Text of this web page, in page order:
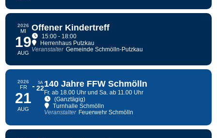
2026
MI
19
AUG
Offener Kindertreff
15:00 - 18:00
Herrenhaus Putzkau
Veranstalter Gemeinde Schmölln-Putzkau
2026
FR
21
AUG
SA
22140 Jahre FFW Schmölln
Fr. ab 18.00 Uhr und Sa. ab 11.00 Uhr
(Ganztägig)
Turnhalle Schmölln
Veranstalter Feuerwehr Schmölln